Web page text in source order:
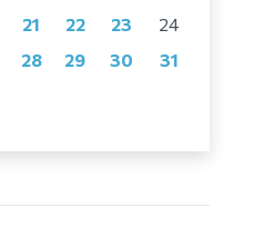
21 22 23
24
28 29 30 31